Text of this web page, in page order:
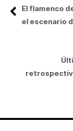
El flamenco
el escenario